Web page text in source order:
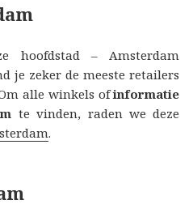
hoofdstad – Amsterdam
je zeker de meeste retailers
alle winkels ofinformatie
te vinden, raden we deze
.